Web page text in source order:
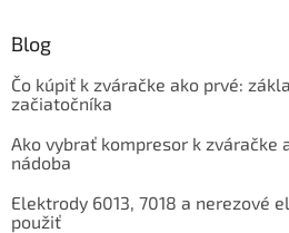
Blog
Čo kúpiť k zváračke ako prvé:
začiatočníka
Ako vybrať kompresor k zváračke
nádoba
Elektrody 6013, 7018 a nerezové
použiť